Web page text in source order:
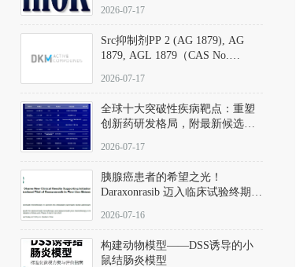
140 nM和300 nM；在众多丝氨酸/
中，其靶向ROCK的选择性超过
200倍，凸显出优异的分子特异
2026-07-17
Src抑制剂PP 2 (AG 1879), AG
1879, AGL 1879（CAS No.
应用指南
2026-07-17
全球十大突破性疾病靶点：重塑
创新药研发格局，附最新候选分
2026-07-17
胰腺癌患者的希望之光！
Daraxonrasib 迈入临床试验终期阶
2026-07-16
构建动物模型——DSS诱导的小
鼠结肠炎模型